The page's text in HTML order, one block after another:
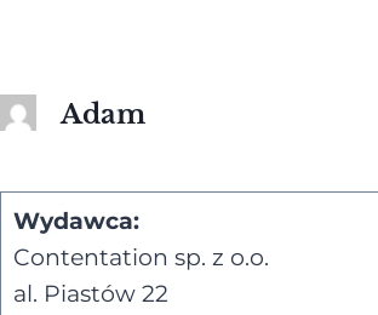
Adam
Wydawca:
Contentation sp. z o.o.
al. Piastów 22